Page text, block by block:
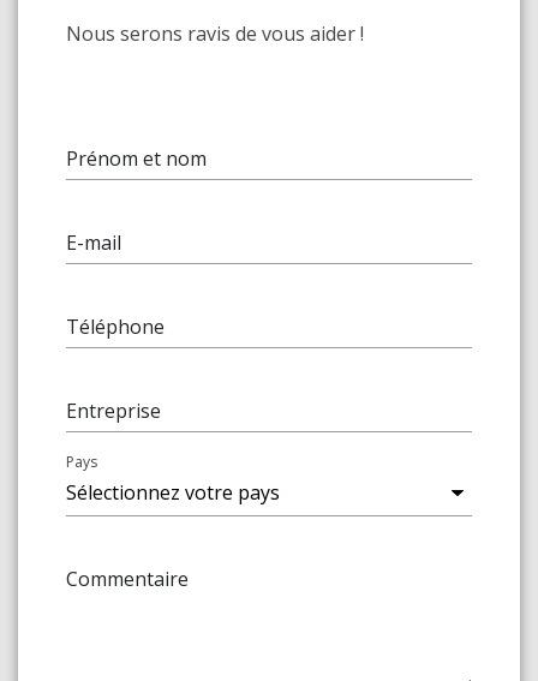
Nous serons ravis de vous aider !
Prénom et nom
E-mail
Téléphone
Entreprise
Pays
Commentaire